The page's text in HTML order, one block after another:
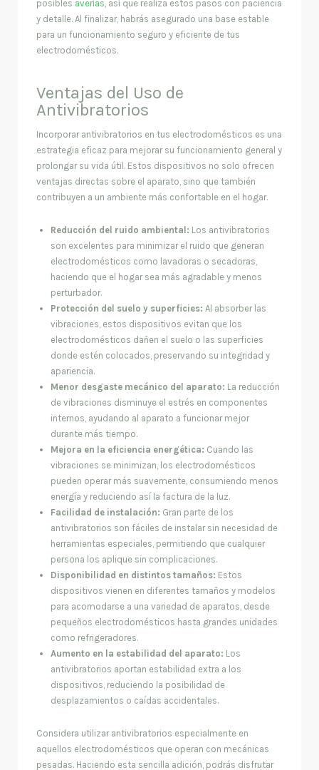
posibles averías, así que realiza estos pasos con paciencia
y detalle. Al finalizar, habrás asegurado una base estable
para un funcionamiento seguro y eficiente de tus
electrodomésticos.
Ventajas del Uso de
Antivibratorios
Incorporar antivibratorios en tus electrodomésticos es una
estrategia eficaz para mejorar su funcionamiento general y
prolongar su vida útil. Estos dispositivos no solo ofrecen
ventajas directas sobre el aparato, sino que también
contribuyen a un ambiente más confortable en el hogar.
Reducción del ruido ambiental: Los antivibratorios
son excelentes para minimizar el ruido que generan
electrodomésticos como lavadoras o secadoras,
haciendo que el hogar sea más agradable y menos
perturbador.
Protección del suelo y superficies: Al absorber las
vibraciones, estos dispositivos evitan que los
electrodomésticos dañen el suelo o las superficies
donde estén colocados, preservando su integridad y
apariencia.
Menor desgaste mecánico del aparato: La reducción
de vibraciones disminuye el estrés en componentes
internos, ayudando al aparato a funcionar mejor
durante más tiempo.
Mejora en la eficiencia energética: Cuando las
vibraciones se minimizan, los electrodomésticos
pueden operar más suavemente, consumiendo menos
energía y reduciendo así la factura de la luz.
Facilidad de instalación: Gran parte de los
antivibratorios son fáciles de instalar sin necesidad de
herramientas especiales, permitiendo que cualquier
persona los aplique sin complicaciones.
Disponibilidad en distintos tamaños: Estos
dispositivos vienen en diferentes tamaños y modelos
para acomodarse a una variedad de aparatos, desde
pequeños electrodomésticos hasta grandes unidades
como refrigeradores.
Aumento en la estabilidad del aparato: Los
antivibratorios aportan estabilidad extra a los
dispositivos, reduciendo la posibilidad de
desplazamientos o caídas accidentales.
Considera utilizar antivibratorios especialmente en
aquellos electrodomésticos que operan con mecánicas
pesadas. Haciendo esta sencilla adición, podrás disfrutar